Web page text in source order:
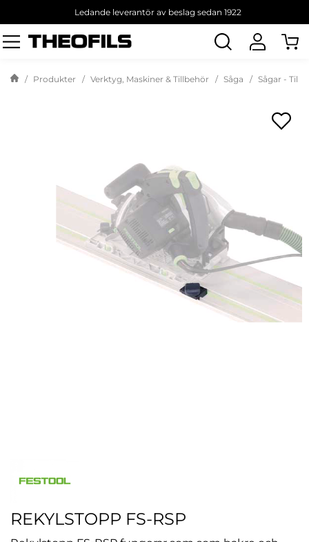
Ledande leverantör av beslag sedan 1922
Sök
produkt
Produkter Verktyg, Maskiner & Tillbehör Såga Sågar -
REKYLSTOPP FS-RSP